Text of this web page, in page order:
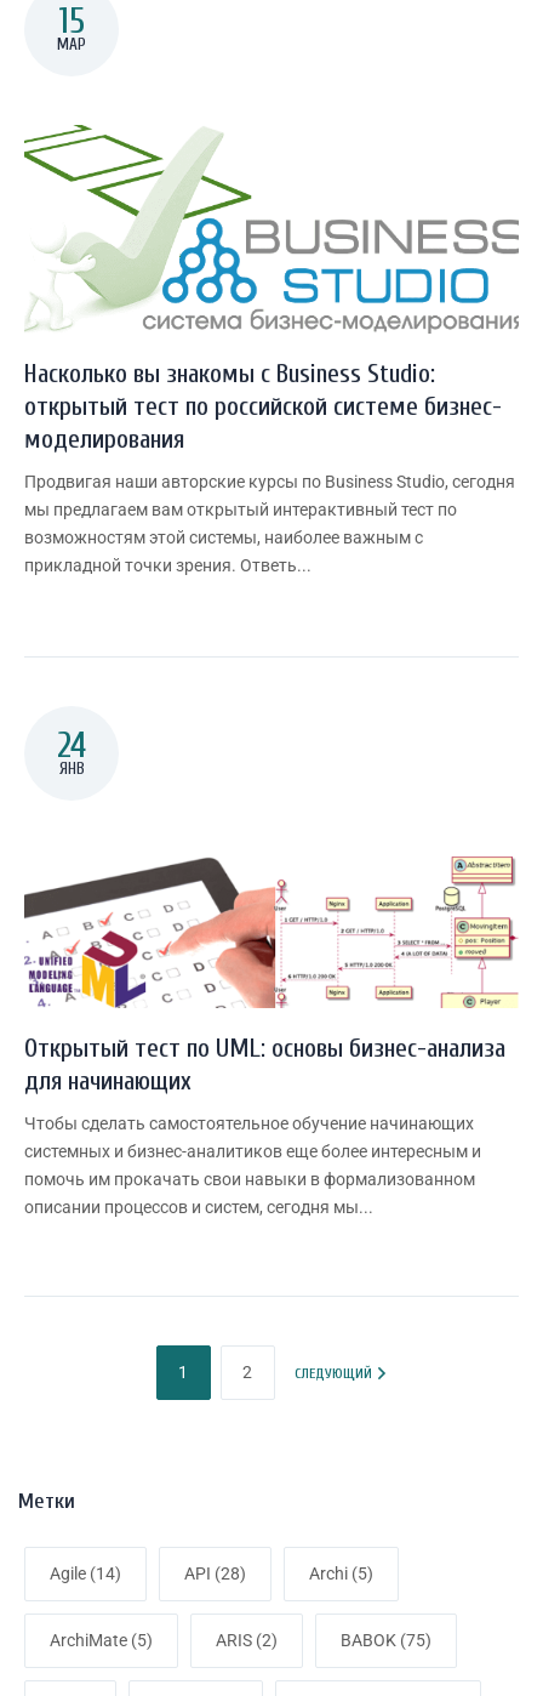
15
МАР
Насколько вы знакомы с Business Studio:
открытый тест по российской системе бизнес-
моделирования
Продвигая наши авторские курсы по Business Studio, сегодня
мы предлагаем вам открытый интерактивный тест по
возможностям этой системы, наиболее важным с
прикладной точки зрения. Ответь...
24
ЯНВ
Открытый тест по UML: основы бизнес-анализа
для начинающих
Чтобы сделать самостоятельное обучение начинающих
системных и бизнес-аналитиков еще более интересным и
помочь им прокачать свои навыки в формализованном
описании процессов и систем, сегодня мы...
1 2 СЛЕДУЮЩИЙ
Метки
Agile (14) API (28) Archi (5)
ArchiMate (5) ARIS (2) BABOK (75)